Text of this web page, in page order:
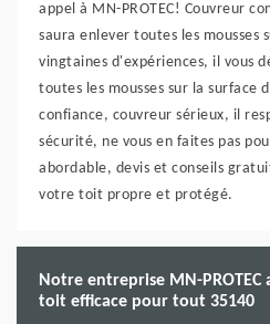
appel à MN-PROTEC! Couvreur
saura enlever toutes les mousses
vingtaines d'expériences, il vous
toutes les mousses sur la
confiance, couvreur sérieux, il
sécurité, ne vous en faites pas
abordable, devis et conseils
votre toit propre et protégé.
Notre entreprise MN-
toit efficace pour tout 35140